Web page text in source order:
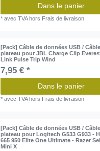
Dans le panier
*avec TVAhors Frais de livraison
[Pack] Câble de données USB /
plateau pour JBL Charge Clip
Link Pulse Trip Wind
7,95 € *
Dans le panier
*avec TVAhors Frais de livraison
[Pack] Câble de données USB /
plateau pour Logitech G533 G933 -
665 950 Elite One Ultimate - Razer
Mini X